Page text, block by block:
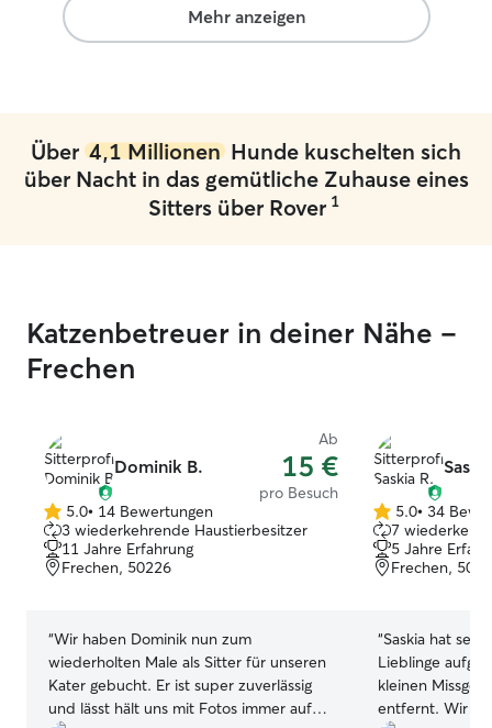
I received
Mehr anzeigen
Über 4,1 Millionen Hunde kuschelten sich
über Nacht in das gemütliche Zuhause eines
Sitters über Rover 1
Katzenbetreuer in deiner Nähe –
Frechen
Dominik B.
Ab
15 €
pro Besuch
5.0
von
5
Sternen
5.0• 14 Bewertungen
3 wiederkehrende Haustierbesitzer
11 Jahre Erfahrung
Frechen, 50226
“Wir haben Dominik nun zum
wiederholten Male als Sitter für unseren
Kater gebucht. Er ist super zuverlässig
und lässt hält uns mit Fotos immer auf
5.0
von
5
Sternen
5.0• 34
7
5 Jahre
Frechen,
“Saskia hat
Lieblinge
kleinen
entfernt. Wir freuen uns bereits auf die